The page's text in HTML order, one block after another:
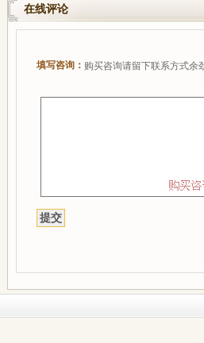
在线评论
填写咨询： 购买咨询请留下联系方式余